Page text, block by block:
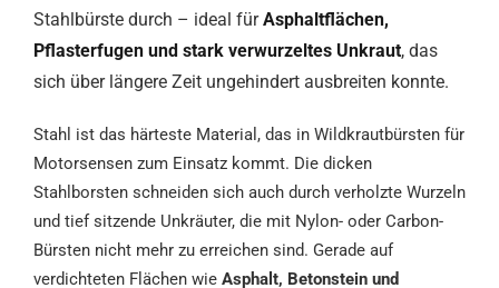
Stahlbürste durch – ideal fürAsphaltflächen,
Pflasterfugen und stark verwurzeltes Unkraut, das
sich über längere Zeit ungehindert ausbreiten konnte.
Stahl ist das härteste Material, das in Wildkrautbürsten für
Motorsensen zum Einsatz kommt. Die dicken
Stahlborsten schneiden sich auch durch verholzte Wurzeln
und tief sitzende Unkräuter, die mit Nylon- oder Carbon-
Bürsten nicht mehr zu erreichen sind. Gerade auf
verdichteten Flächen wie Asphalt, Betonstein und